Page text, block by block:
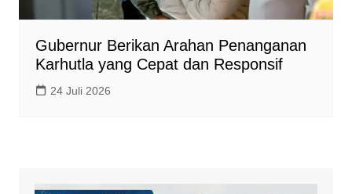
Gubernur Berikan Arahan Penanganan
Karhutla yang Cepat dan Responsif
24 Juli 2026